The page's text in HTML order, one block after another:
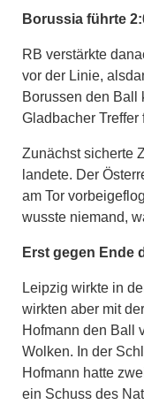
Borussia führte
RB verstärkte
vor der Linie,
Borussen den Ball
Gladbacher
Zunächst sicherte
landete. Der
am Tor
wusste niemand,
Erst gegen Ende
Leipzig wirkte in
wirkten aber mit
Hofmann den Ball
Wolken. In der
Hofmann hatte
ein Schuss des